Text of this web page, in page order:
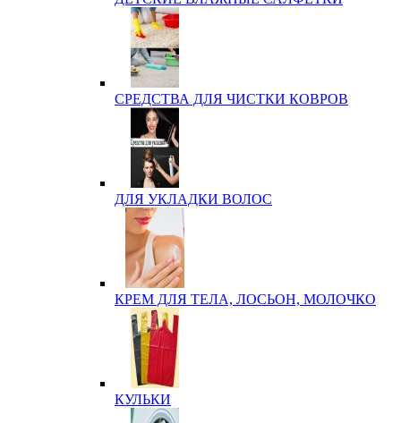
СРЕДСТВА ДЛЯ ЧИСТКИ КОВРОВ
ДЛЯ УКЛАДКИ ВОЛОС
КРЕМ ДЛЯ ТЕЛА, ЛОСЬОН, МОЛОЧКО
КУЛЬКИ